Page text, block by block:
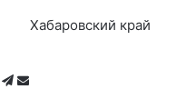
Хабаровский край
WhatsApp
Telegram
Share